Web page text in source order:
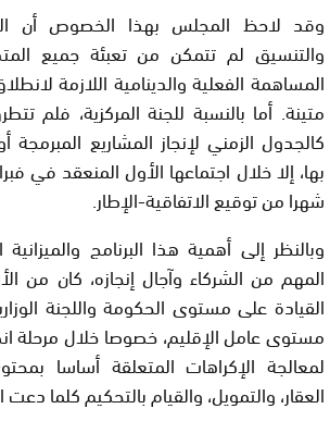
وقد لاحظ المجلس بهذا الخصوص أن
والتنسيق لم تتمكن من تعبئة جميع
المساهمة الفعلية والدينامية اللازمة
متينة. أما بالنسبة للجنة المركزية، فلم
كالجدول الزمني لإنجاز المشاريع المبرمجة
شهرا من توقيع الاتفاقية-الإطار.
وبالنظر إلى أهمية هذا البرنامج
المهم من الشركاء وآجال إنجازه، كان من
القيادة على مستوى الحكومة واللجنة
مستوى عامل الإقليم، خصوصا خلال مرحلة
لمعالجة الإكراهات المتعلقة أساسا
العقار، والتمويل، والقيام بالتحكيم كلما